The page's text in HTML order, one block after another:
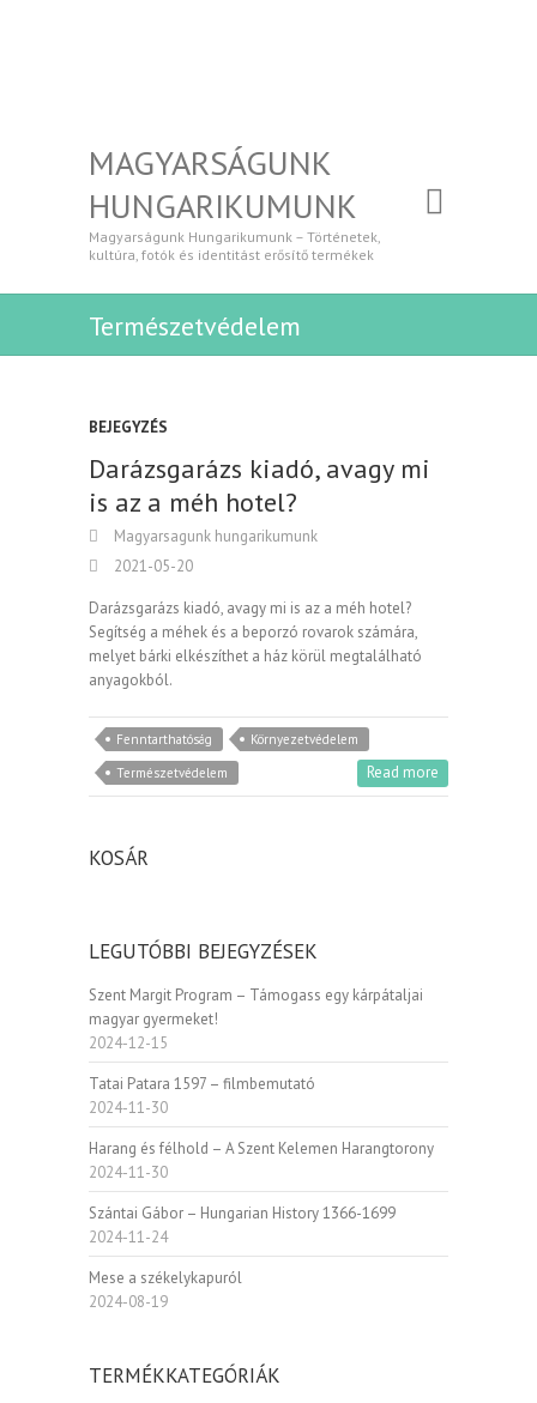
MAGYARSÁGUNK
HUNGARIKUMUNK
Magyarságunk Hungarikumunk – Történetek,
kultúra, fotók és identitást erősítő termékek
Természetvédelem
BEJEGYZÉS
Darázsgarázs kiadó, avagy mi
is az a méh hotel?
Magyarsagunk hungarikumunk
2021-05-20
Darázsgarázs kiadó, avagy mi is az a méh hotel?
Segítség a méhek és a beporzó rovarok számára,
melyet bárki elkészíthet a ház körül megtalálható
anyagokból.
Fenntarthatóság
Környezetvédelem
Természetvédelem
Read more
KOSÁR
LEGUTÓBBI BEJEGYZÉSEK
Szent Margit Program – Támogass egy kárpátaljai
magyar gyermeket!
2024-12-15
Tatai Patara 1597 – filmbemutató
2024-11-30
Harang és félhold – A Szent Kelemen Harangtorony
2024-11-30
Szántai Gábor – Hungarian History 1366-1699
2024-11-24
Mese a székelykapuról
2024-08-19
TERMÉKKATEGÓRIÁK